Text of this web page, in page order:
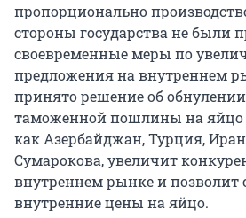
пропорционально
стороны государства не были
своевременные меры по
предложения на внутреннем
принято решение об
таможенной пошлины на яйцо
как Азербайджан, Турция,
Сумарокова, увеличит
внутреннем рынке и позволит
внутренние цены на яйцо.